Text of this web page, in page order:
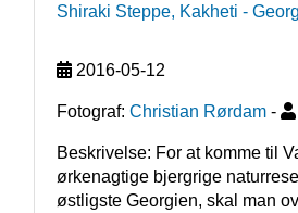
Shiraki Steppe, Kakheti -
2016-05-12
Fotograf: Christian Rørdam -
Beskrivelse: For at komme til
ørkenagtige bjergrige
østligste Georgien, skal man